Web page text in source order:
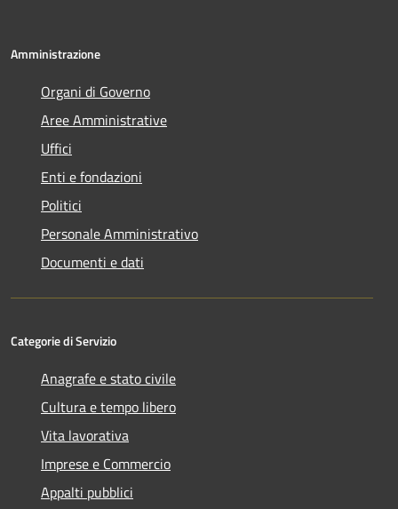
Amministrazione
Organi di Governo
Aree Amministrative
Uffici
Enti e fondazioni
Politici
Personale Amministrativo
Documenti e dati
Categorie di Servizio
Anagrafe e stato civile
Cultura e tempo libero
Vita lavorativa
Imprese e Commercio
Appalti pubblici